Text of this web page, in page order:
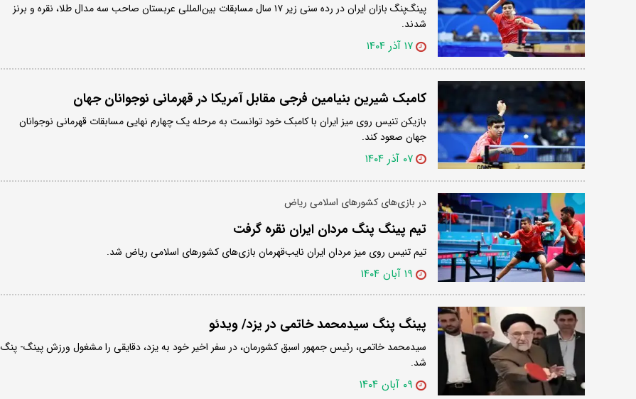
پینگ‌پنگ ‌بازان ایران در رده سنی زیر ۱۷ سال مسابقات بین‌المللی عربستان صاحب سه مدال طلا، نقره و برنز
شدند.
۱۷ آذر ۱۴۰۴
کامبک شیرین بنیامین فرجی مقابل آمریکا در قهرمانی نوجوانان جهان
بازیکن تنیس روی میز ایران با کامبک خود توانست به مرحله یک چهارم نهایی مسابقات قهرمانی نوجوانان
جهان صعود کند.
۰۷ آذر ۱۴۰۴
در بازی‌های کشورهای اسلامی ریاض
تیم پینگ پنگ مردان ایران نقره گرفت
تیم تنیس روی میز مردان ایران نایب‌قهرمان بازی‌های کشورهای اسلامی ریاض شد.
۱۹ آبان ۱۴۰۴
پینگ پنگ سیدمحمد خاتمی در یزد/ ویدئو
سیدمحمد خاتمی، رئیس جمهور اسبق کشورمان، در سفر اخیر خود به یزد، دقایقی را مشغول ورزش پینگ- پنگ
شد.
۰۹ آبان ۱۴۰۴